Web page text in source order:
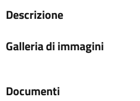
Descrizione
Galleria di immagini
Documenti